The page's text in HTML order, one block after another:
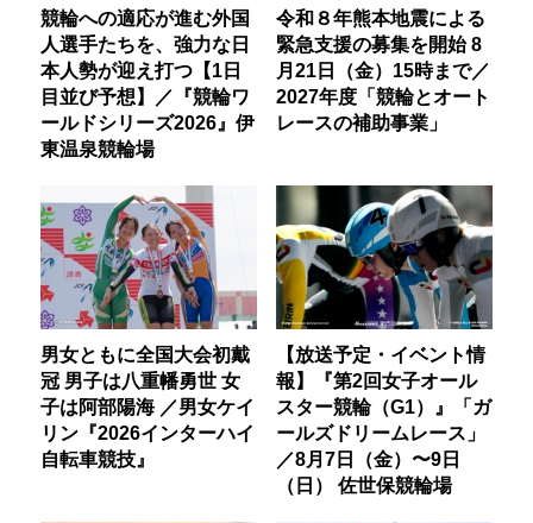
競輪への適応が進む外国
人選手たちを、強力な日
本人勢が迎え打つ【1日
目並び予想】／『競輪ワ
ールドシリーズ2026』伊
東温泉競輪場
令和８年熊本地震による
緊急支援の募集を開始 8
月21日（金）15時まで／
2027年度「競輪とオート
レースの補助事業」
男女ともに全国大会初戴
冠 男子は八重幡勇世 女
子は阿部陽海 ／男女ケイ
リン『2026インターハイ
自転車競技』
【放送予定・イベント情
報】『第2回女子オール
スター競輪（G1）』「ガ
ールズドリームレース」
／8月7日（金）〜9日
（日） 佐世保競輪場